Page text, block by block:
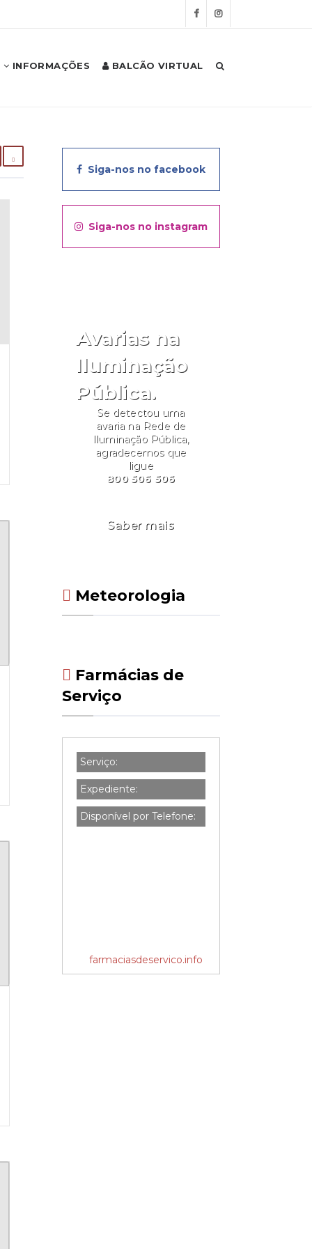
INFORMAÇÕES BALCÃO VIRTUAL
Siga-nos no facebook
Siga-nos no instagram
Avarias na
Iluminação
Pública.
Se detectou uma
avaria na Rede de
Iluminação Pública,
agradecemos que
ligue
800 506 506
Saber mais
Meteorologia
Farmácias de
Serviço
Serviço:
Expediente:
Disponível por Telefone:
farmaciasdeservico.info